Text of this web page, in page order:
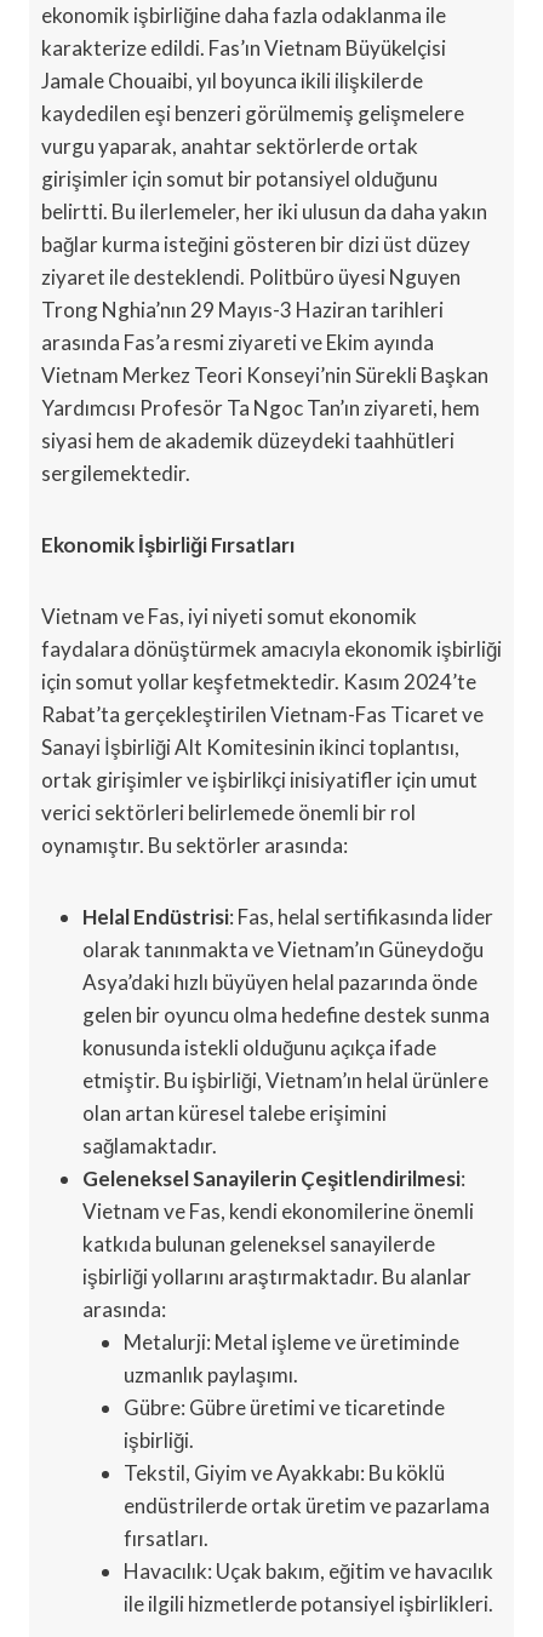
ekonomik işbirliğine daha fazla odaklanma ile
karakterize edildi. Fas’ın Vietnam Büyükelçisi
Jamale Chouaibi, yıl boyunca ikili ilişkilerde
kaydedilen eşi benzeri görülmemiş gelişmelere
vurgu yaparak, anahtar sektörlerde ortak
girişimler için somut bir potansiyel olduğunu
belirtti. Bu ilerlemeler, her iki ulusun da daha yakın
bağlar kurma isteğini gösteren bir dizi üst düzey
ziyaret ile desteklendi. Politbüro üyesi Nguyen
Trong Nghia’nın 29 Mayıs-3 Haziran tarihleri
arasında Fas’a resmi ziyareti ve Ekim ayında
Vietnam Merkez Teori Konseyi’nin Sürekli Başkan
Yardımcısı Profesör Ta Ngoc Tan’ın ziyareti, hem
siyasi hem de akademik düzeydeki taahhütleri
sergilemektedir.
Ekonomik İşbirliği Fırsatları
Vietnam ve Fas, iyi niyeti somut ekonomik
faydalara dönüştürmek amacıyla ekonomik işbirliği
için somut yollar keşfetmektedir. Kasım 2024’te
Rabat’ta gerçekleştirilen Vietnam-Fas Ticaret ve
Sanayi İşbirliği Alt Komitesinin ikinci toplantısı,
ortak girişimler ve işbirlikçi inisiyatifler için umut
verici sektörleri belirlemede önemli bir rol
oynamıştır. Bu sektörler arasında:
Helal Endüstrisi: Fas, helal sertifikasında lider
olarak tanınmakta ve Vietnam’ın Güneydoğu
Asya’daki hızlı büyüyen helal pazarında önde
gelen bir oyuncu olma hedefine destek sunma
konusunda istekli olduğunu açıkça ifade
etmiştir. Bu işbirliği, Vietnam’ın helal ürünlere
olan artan küresel talebe erişimini
sağlamaktadır.
Geleneksel Sanayilerin Çeşitlendirilmesi:
Vietnam ve Fas, kendi ekonomilerine önemli
katkıda bulunan geleneksel sanayilerde
işbirliği yollarını araştırmaktadır. Bu alanlar
arasında:
Metalurji: Metal işleme ve üretiminde
uzmanlık paylaşımı.
Gübre: Gübre üretimi ve ticaretinde
işbirliği.
Tekstil, Giyim ve Ayakkabı: Bu köklü
endüstrilerde ortak üretim ve pazarlama
fırsatları.
Havacılık: Uçak bakım, eğitim ve havacılık
ile ilgili hizmetlerde potansiyel işbirlikleri.